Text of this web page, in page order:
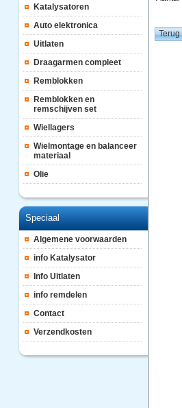
Katalysatoren
Auto elektronica
Uitlaten
Draagarmen compleet
Remblokken
Remblokken en
remschijven set
Wiellagers
Wielmontage en balanceer
materiaal
Olie
Speciaal
Algemene voorwaarden
info Katalysator
Info Uitlaten
info remdelen
Contact
Verzendkosten